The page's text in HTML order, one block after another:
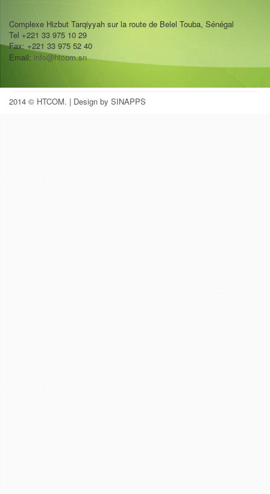
Complexe Hizbut Tarqiyyah sur la route de Belel Touba, Sénégal
Tel +221 33 975 10 29
Fax: +221 33 975 52 40
Email: info@htcom.sn
2014 © HTCOM. | Design by SINAPPS